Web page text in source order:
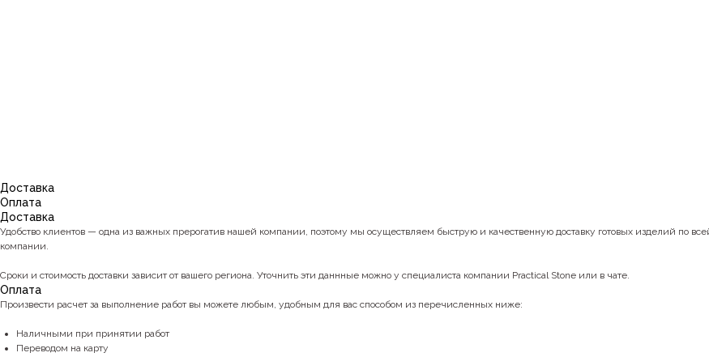
Доставка
Оплата
Доставка
Удобство клиентов — одна из важных прерогатив нашей компании, поэтому мы осуществляем быструю и качественную доставку готовых изделий по
компании.
Сроки и стоимость доставки зависит от вашего региона. Уточнить эти даннные можно у специалиста компании Practical Stone или в чате.
Оплата
Произвести расчет за выполнение работ вы можете любым, удобным для вас способом из перечисленных ниже:
Наличными при принятии работ
Переводом на карту